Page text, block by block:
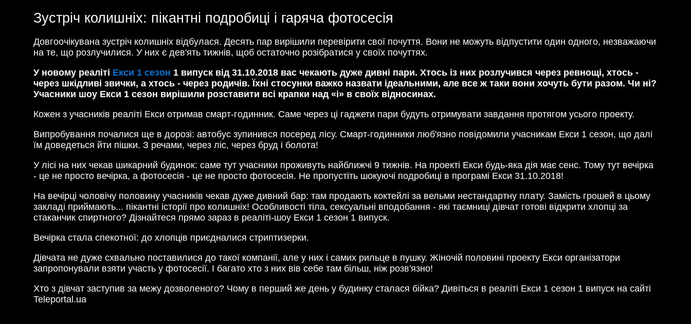
Зустріч колишніх: пікантні подробиці і гаряча фотосесія
Довгоочікувана зустріч колишніх відбулася. Десять пар вирішили перевірити свої почуття. Вони не можуть відпустити один одного, незважаючи
на те, що розлучилися. У них є дев'ять тижнів, щоб остаточно розібратися у своїх почуттях.
У новому реаліті Екси 1 сезон 1 випуск від 31.10.2018 вас чекають дуже дивні пари. Хтось із них розлучився через ревнощі, хтось -
через шкідливі звички, а хтось - через родичів. Їхні стосунки важко назвати ідеальними, але все ж таки вони хочуть бути разом. Чи ні?
Учасники шоу Екси 1 сезон вирішили розставити всі крапки над «i» в своїх відносинах.
Кожен з учасників реаліті Екси отримав смарт-годинник. Саме через ці гаджети пари будуть отримувати завдання протягом усього проекту.
Випробування почалися ще в дорозі: автобус зупинився посеред лісу. Смарт-годинники люб'язно повідомили учасникам Екси 1 сезон, що далі
їм доведеться йти пішки. З речами, через ліс, через бруд і болота!
У лісі на них чекав шикарний будинок: саме тут учасники проживуть найближчі 9 тижнів. На проекті Екси будь-яка дія має сенс. Тому тут вечірка
- це не просто вечірка, а фотосесія - це не просто фотосесія. Не пропустіть шокуючі подробиці в програмі Екси 31.10.2018!
На вечірці чоловічу половину учасників чекав дуже дивний бар: там продають коктейлі за вельми нестандартну плату. Замість грошей в цьому
закладі приймають... пікантні історії про колишніх! Особливості тіла, сексуальні вподобання - які таємниці дівчат готові відкрити хлопці за
стаканчик спиртного? Дізнайтеся прямо зараз в реаліті-шоу Екси 1 сезон 1 випуск.
Вечірка стала спекотної: до хлопців приєдналися стриптизерки.
Дівчата не дуже схвально поставилися до такої компанії, але у них і самих рильце в пушку. Жіночій половині проекту Екси організатори
запропонували взяти участь у фотосесії. І багато хто з них вів себе там більш, ніж розв'язно!
Хто з дівчат заступив за межу дозволеного? Чому в перший же день у будинку сталася бійка? Дивіться в реаліті Екси 1 сезон 1 випуск на сайті
Teleportal.ua